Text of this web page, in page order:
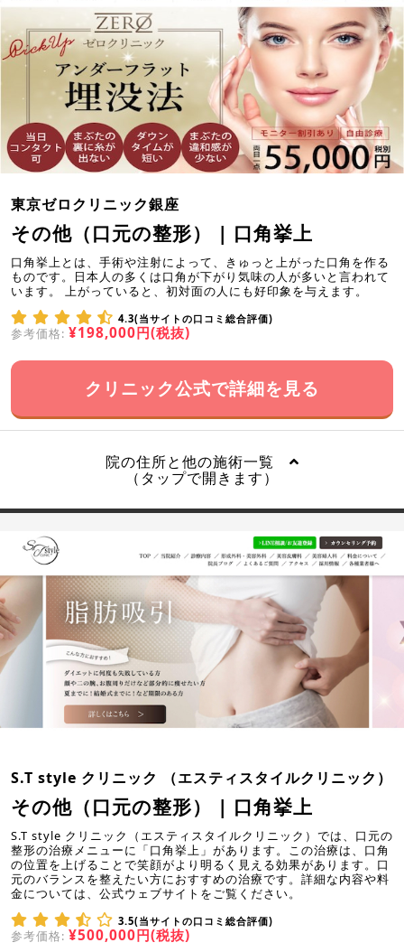
東京ゼロクリニック銀座
その他（口元の整形） | 口角挙上
口角挙上とは、手術や注射によって、きゅっと上がった口角を作る
ものです。日本人の多くは口角が下がり気味の人が多いと言われて
います。 上がっていると、初対面の人にも好印象を与えます。
4.3(当サイトの口コミ総合評価)
参考価格: ¥198,000円(税抜)
クリニック公式で詳細を見る
院の住所と他の施術一覧
（タップで開きます）
S.T style クリニック （エスティスタイルクリニック）
その他（口元の整形） | 口角挙上
S.T style クリニック（エスティスタイルクリニック）では、口元の
整形の治療メニューに「口角挙上」があります。この治療は、口角
の位置を上げることで笑顔がより明るく見える効果があります。口
元のバランスを整えたい方におすすめの治療です。詳細な内容や料
金については、公式ウェブサイトをご覧ください。
3.5(当サイトの口コミ総合評価)
参考価格: ¥500,000円(税抜)